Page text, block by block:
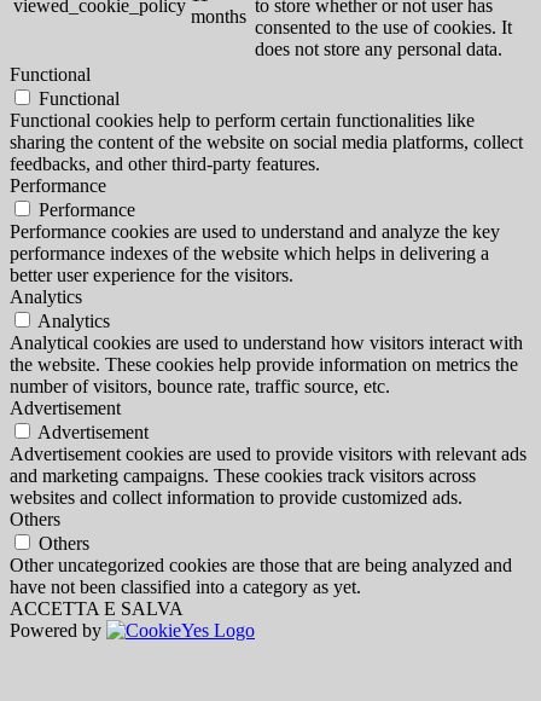
viewed_cookie_policy
months
to store whether or not user has
consented to the use of cookies. It
does not store any personal data.
Functional
Functional
Functional cookies help to perform certain functionalities like
sharing the content of the website on social media platforms, collect
feedbacks, and other third-party features.
Performance
Performance
Performance cookies are used to understand and analyze the key
performance indexes of the website which helps in delivering a
better user experience for the visitors.
Analytics
Analytics
Analytical cookies are used to understand how visitors interact with
the website. These cookies help provide information on metrics the
number of visitors, bounce rate, traffic source, etc.
Advertisement
Advertisement
Advertisement cookies are used to provide visitors with relevant ads
and marketing campaigns. These cookies track visitors across
websites and collect information to provide customized ads.
Others
Others
Other uncategorized cookies are those that are being analyzed and
have not been classified into a category as yet.
ACCETTA E SALVA
Powered by